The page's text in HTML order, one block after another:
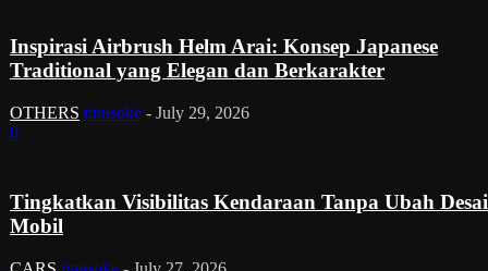
Inspirasi Airbrush Helm Arai: Konsep Japanese
Traditional yang Elegan dan Berkarakter
OTHERS tinusoke - July 29, 2026
0
Tingkatkan Visibilitas Kendaraan Tanpa Ubah
Mobil